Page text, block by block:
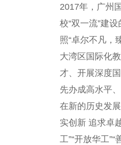
2017年，广州
校“双一流”建
照“卓尔不凡，
大湾区国际化
才、开展深度
先办成高水平
在新的历史发
实创新 追求卓
工”“开放华工